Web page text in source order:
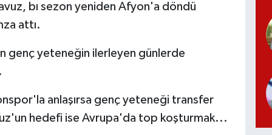
bı sezon yeniden Afyon'a döndü
attı.
genç yeteneğin ilerleyen günlerde
anlaşırsa genç yeteneği transfer
hedefi ise Avrupa'da top koşturmak...